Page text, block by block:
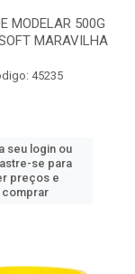
MODELAR 500G
MARAVILHA
45235
seu login ou
se para
preços e
comprar